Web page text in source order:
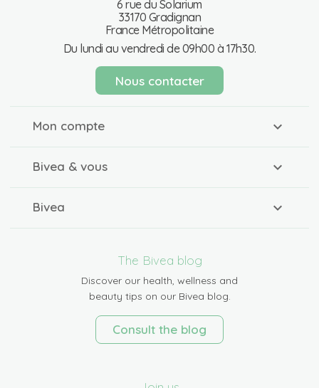
6 rue du Solarium
33170 Gradignan
France Métropolitaine
Du lundi au vendredi de 09h00 à 17h30.
Nous contacter
Mon compte
Bivea & vous
Bivea
The Bivea blog
Discover our health, wellness and
beauty tips on our Bivea blog.
Consult the blog